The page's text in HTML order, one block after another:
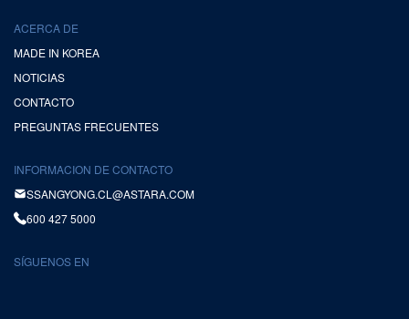
ACERCA DE
MADE IN KOREA
NOTICIAS
CONTACTO
PREGUNTAS FRECUENTES
INFORMACION DE CONTACTO
SSANGYONG.CL@ASTARA.COM
600 427 5000
SÍGUENOS EN